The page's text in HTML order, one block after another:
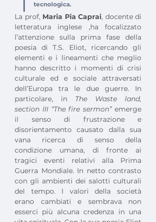
tecnologica.
La prof, Maria Pia Caprai, docente di
letteratura inglese ,ha focalizzato
l’attenzione sulla prima fase della
poesia di T.S. Eliot, ricercando gli
elementi e i lineamenti che meglio
hanno descritto i momenti di crisi
culturale ed e sociale attraversati
dell’Europa tra le due guerre. In
particolare, in The Waste land,
section III “The fire sermon” emerge
il senso di frustrazione e
disorientamento causato dalla sua
vana ricerca di senso della
condizione umana, di fronte ai
tragici eventi relativi alla Prima
Guerra Mondiale. In netto contrasto
con gli ambienti dei salotti culturali
del tempo. I valori della società
erano cambiati e sembrava non
esserci più alcuna credenza in una